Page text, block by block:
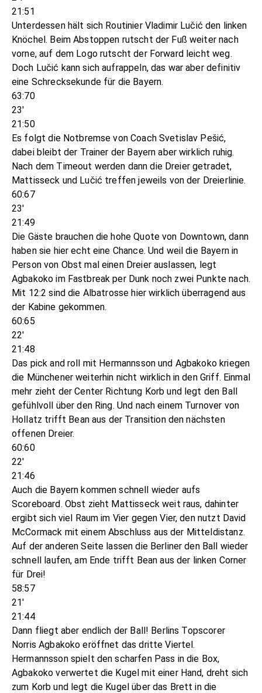
21:51
Unterdessen hält sich Routinier Vladimir Lučić den linken
Knöchel. Beim Abstoppen rutscht der Fuß weiter nach
vorne, auf dem Logo rutscht der Forward leicht weg.
Doch Lučić kann sich aufrappeln, das war aber definitiv
eine Schrecksekunde für die Bayern.
63:70
23'
21:50
Es folgt die Notbremse von Coach Svetislav Pešić,
dabei bleibt der Trainer der Bayern aber wirklich ruhig.
Nach dem Timeout werden dann die Dreier getradet,
Mattisseck und Lučić treffen jeweils von der Dreierlinie.
60:67
23'
21:49
Die Gäste brauchen die hohe Quote von Downtown, dann
haben sie hier echt eine Chance. Und weil die Bayern in
Person von Obst mal einen Dreier auslassen, legt
Agbakoko im Fastbreak per Dunk noch zwei Punkte nach.
Mit 12:2 sind die Albatrosse hier wirklich überragend aus
der Kabine gekommen.
60:65
22'
21:48
Das pick and roll mit Hermannsson und Agbakoko kriegen
die Münchener weiterhin nicht wirklich in den Griff. Einmal
mehr zieht der Center Richtung Korb und legt den Ball
gefühlvoll über den Ring. Und nach einem Turnover von
Hollatz trifft Bean aus der Transition den nächsten
offenen Dreier.
60:60
22'
21:46
Auch die Bayern kommen schnell wieder aufs
Scoreboard. Obst zieht Mattisseck weit raus, dahinter
ergibt sich viel Raum im Vier gegen Vier, den nutzt David
McCormack mit einem Abschluss aus der Mitteldistanz.
Auf der anderen Seite lassen die Berliner den Ball wieder
schnell laufen, am Ende trifft Bean aus der linken Corner
für Drei!
58:57
21'
21:44
Dann fliegt aber endlich der Ball! Berlins Topscorer
Norris Agbakoko eröffnet das dritte Viertel.
Hermannsson spielt den scharfen Pass in die Box,
Agbakoko verwertet die Kugel mit einer Hand, dreht sich
zum Korb und legt die Kugel über das Brett in die